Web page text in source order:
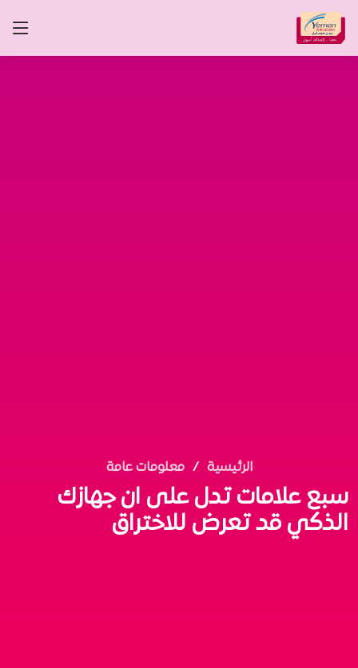
الرئيسية معلومات عامة
سبع علامات تدل على ان جهازك
الذكي قد تعرض للاختراق